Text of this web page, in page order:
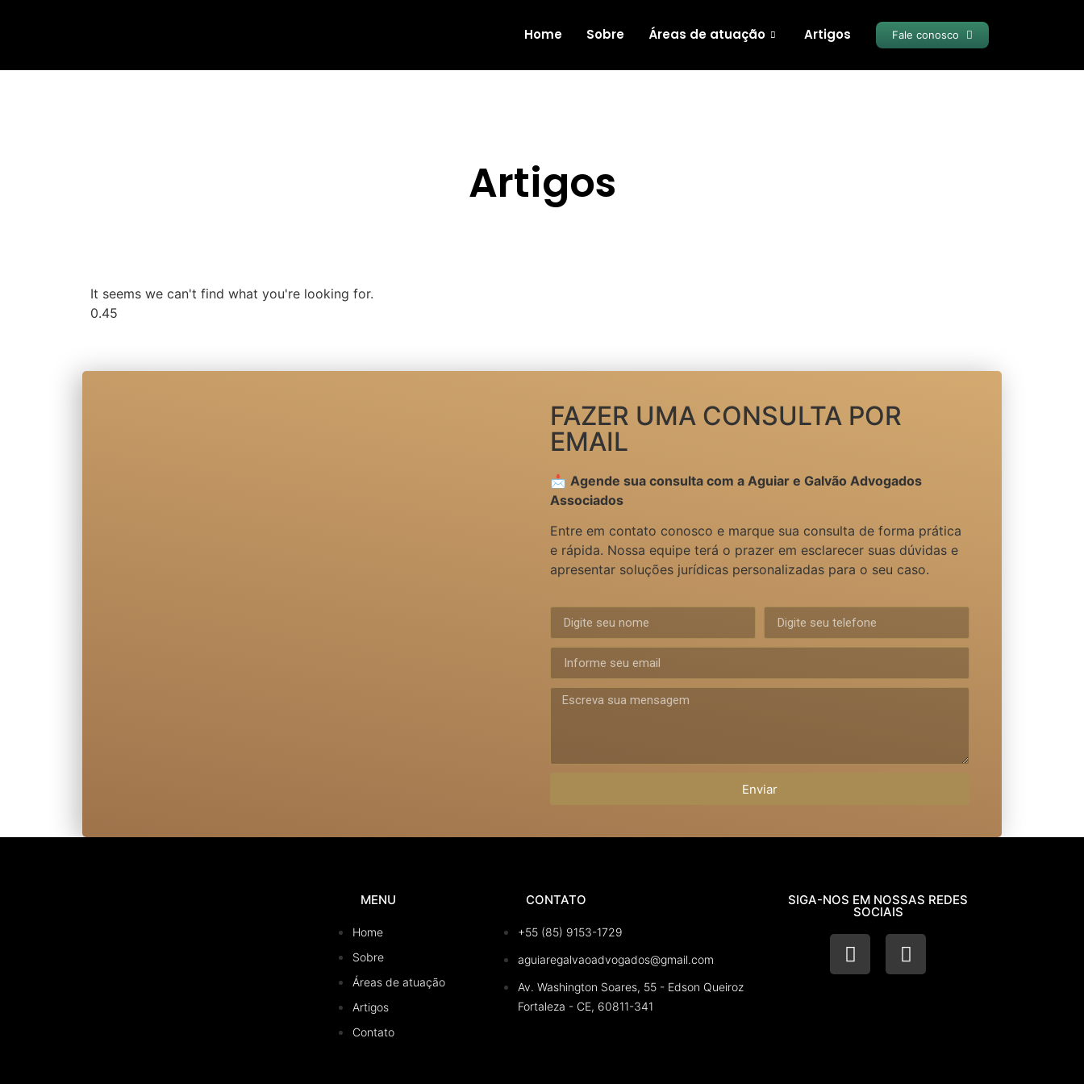
Home Sobre Áreas de atuação Artigos Fale conosco
Artigos
It seems we can't find what you're looking for.
FAZER UMA CONSULTA POR
EMAIL
📩 Agende sua consulta com a Aguiar e Galvão Advogados
Associados
Entre em contato conosco e marque sua consulta de forma prática
e rápida. Nossa equipe terá o prazer em esclarecer suas dúvidas e
apresentar soluções jurídicas personalizadas para o seu caso.
Enviar
MENU
Home
Sobre
Áreas de atuação
Artigos
Contato
CONTATO
+55 (85) 9153-1729
aguiaregalvaoadvogados@gmail.com
Av. Washington Soares, 55 - Edson Queiroz
Fortaleza - CE, 60811-341
SIGA-NOS EM NOSSAS REDES
SOCIAIS